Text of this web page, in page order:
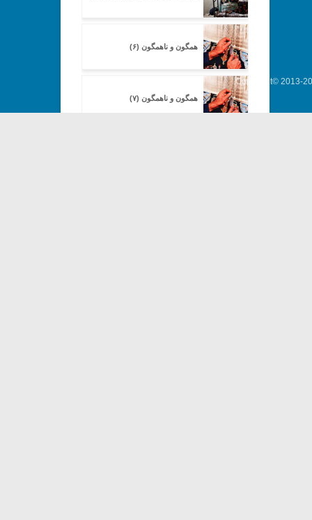
همگون و ناهمگون (۶)
همگون و ناهمگون (۷)
Copyright© 2013-